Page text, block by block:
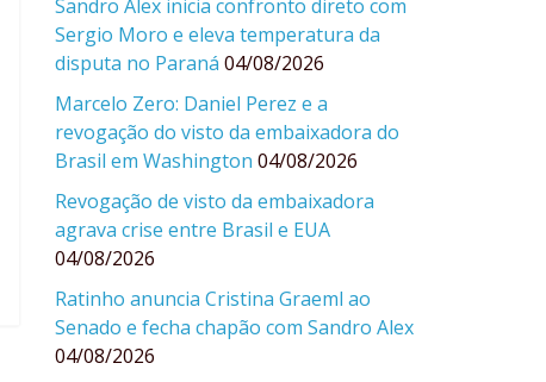
Sandro Alex inicia confronto direto com
Sergio Moro e eleva temperatura da
disputa no Paraná 04/08/2026
Marcelo Zero: Daniel Perez e a
revogação do visto da embaixadora do
Brasil em Washington 04/08/2026
Revogação de visto da embaixadora
agrava crise entre Brasil e EUA
04/08/2026
Ratinho anuncia Cristina Graeml ao
Senado e fecha chapão com Sandro Alex
04/08/2026